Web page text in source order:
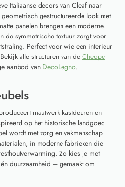
Italiaanse decors van Cleaf naar
gestructureerde look met
panelen brengen een moderne,
de symmetrische textuur zorgt voor
Perfect voor wie een interieur
alle structuren van de Cheope
aanbod van DecoLegno.
maatwerk kastdeuren en
op het historische landgoed
wordt met zorg en vakmanschap
in moderne fabrieken die
Zo kies je met
duurzaamheid – gemaakt om